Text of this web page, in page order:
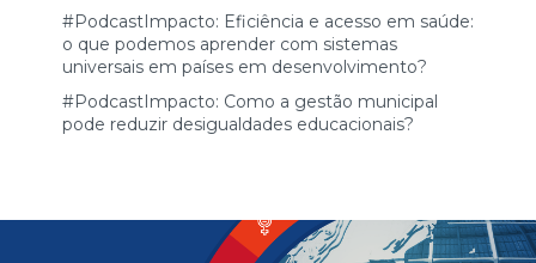
#PodcastImpacto: Eficiência e acesso em saúde:
o que podemos aprender com sistemas
universais em países em desenvolvimento?
#PodcastImpacto: Como a gestão municipal
pode reduzir desigualdades educacionais?